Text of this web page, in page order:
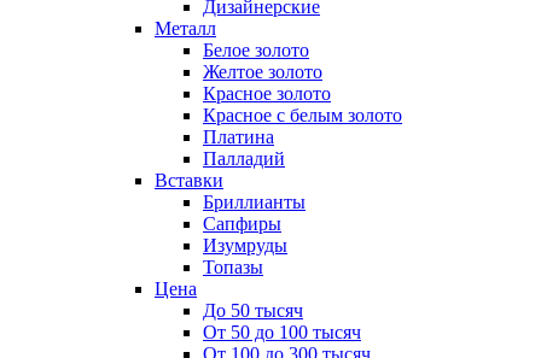
Дизайнерские
Металл
Белое золото
Желтое золото
Красное золото
Красное с белым золото
Платина
Палладий
Вставки
Бриллианты
Сапфиры
Изумруды
Топазы
Цена
До 50 тысяч
От 50 до 100 тысяч
От 100 до 300 тысяч